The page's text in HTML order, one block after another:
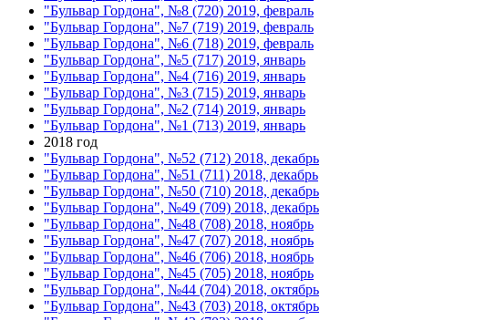
"Бульвар Гордона", №8 (720) 2019, февраль
"Бульвар Гордона", №7 (719) 2019, февраль
"Бульвар Гордона", №6 (718) 2019, февраль
"Бульвар Гордона", №5 (717) 2019, январь
"Бульвар Гордона", №4 (716) 2019, январь
"Бульвар Гордона", №3 (715) 2019, январь
"Бульвар Гордона", №2 (714) 2019, январь
"Бульвар Гордона", №1 (713) 2019, январь
2018 год
"Бульвар Гордона", №52 (712) 2018, декабрь
"Бульвар Гордона", №51 (711) 2018, декабрь
"Бульвар Гордона", №50 (710) 2018, декабрь
"Бульвар Гордона", №49 (709) 2018, декабрь
"Бульвар Гордона", №48 (708) 2018, ноябрь
"Бульвар Гордона", №47 (707) 2018, ноябрь
"Бульвар Гордона", №46 (706) 2018, ноябрь
"Бульвар Гордона", №45 (705) 2018, ноябрь
"Бульвар Гордона", №44 (704) 2018, октябрь
"Бульвар Гордона", №43 (703) 2018, октябрь